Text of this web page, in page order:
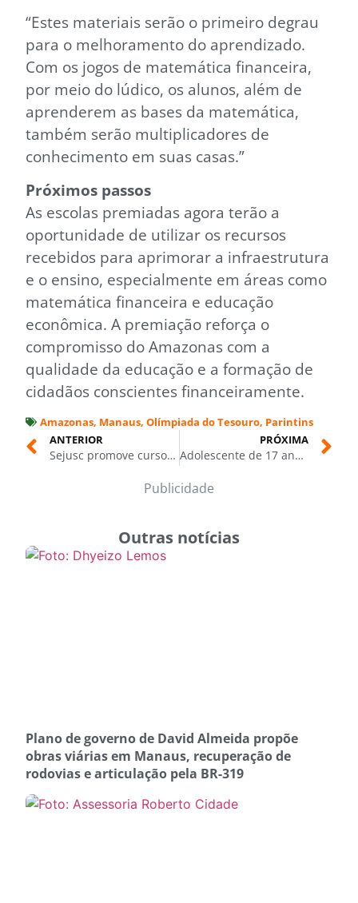
“Estes materiais serão o primeiro degrau
para o melhoramento do aprendizado.
Com os jogos de matemática financeira,
por meio do lúdico, os alunos, além de
aprenderem as bases da matemática,
também serão multiplicadores de
conhecimento em suas casas.”
Próximos passos
As escolas premiadas agora terão a
oportunidade de utilizar os recursos
recebidos para aprimorar a infraestrutura
e o ensino, especialmente em áreas como
matemática financeira e educação
econômica. A premiação reforça o
compromisso do Amazonas com a
qualidade da educação e a formação de
cidadãos conscientes financeiramente.
Amazonas, Manaus, Olímpiada do Tesouro, Parintins
ANTERIOR
Sejusc promove curso de automaquiagem e reforça políticas públicas para mulheres em Manaus
PRÓXIMA
Adolescente de 17 anos é flagrado dirigindo caminhão em Manaus e levado à delegacia
Publicidade
Outras notícias
Plano de governo de David Almeida propõe
obras viárias em Manaus, recuperação de
rodovias e articulação pela BR-319